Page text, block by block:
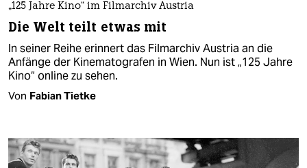
„125 Jahre Kino“ im Filmarchiv Austria
Die Welt teilt etwas mit
In seiner Reihe erinnert das Filmarchiv Austria an die
Anfänge der Kinematografen in Wien. Nun ist „125 Jahre
Kino“ online zu sehen.
Von Fabian Tietke